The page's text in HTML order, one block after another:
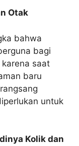
Otak
bahwa
bagi
saat
baru
untuk
Kolik dan